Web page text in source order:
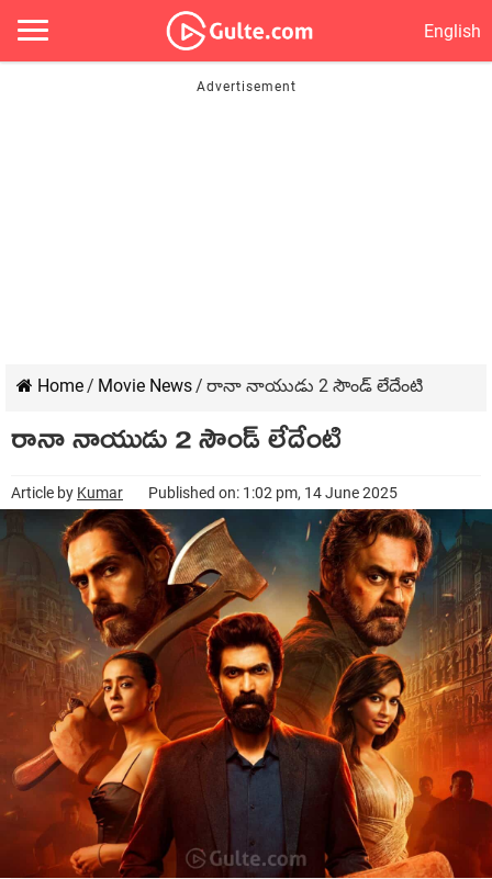
English
Home/ Movie News/ రానా నాయుడు 2 సౌండ్ లేదేంటి
రానా నాయుడు 2 సౌండ్ లేదేంటి
Article by Kumar Published on: 1:02 pm, 14 June 2025